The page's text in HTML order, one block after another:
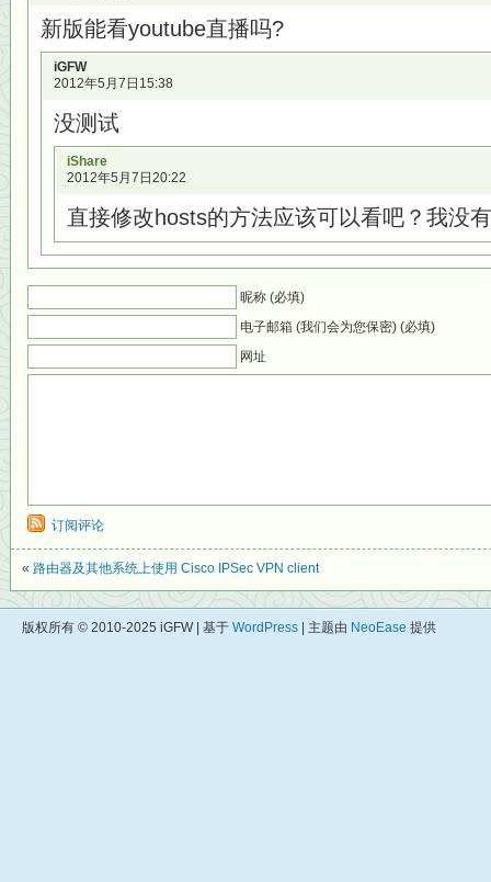
新版能看youtube直播吗?
iGFW
2012年5月7日15:38
没测试
iShare
2012年5月7日20:22
直接修改hosts的方法应该可以看吧？我没
昵称 (必填)
电子邮箱 (我们会为您保密) (必填)
网址
订阅评论
« 路由器及其他系统上使用 Cisco IPSec VPN client
版权所有 © 2010-2025 iGFW | 基于 WordPress | 主题由 NeoEase 提供